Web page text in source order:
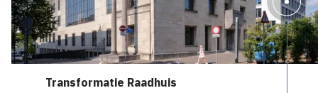
Transformatie Raadhuis